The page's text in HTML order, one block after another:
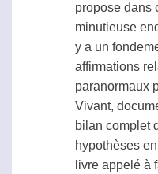
propose dans
minutieuse
y a un
affirmations
paranormaux
Vivant,
bilan complet
hypothèses
livre appelé à